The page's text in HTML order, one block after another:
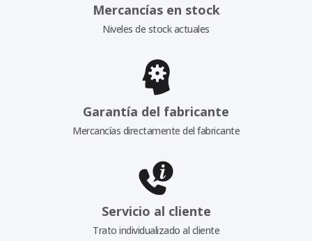
Mercancías en stock
Niveles de stock actuales
Garantía del fabricante
Mercancías directamente del fabricante
Servicio al cliente
Trato individualizado al cliente